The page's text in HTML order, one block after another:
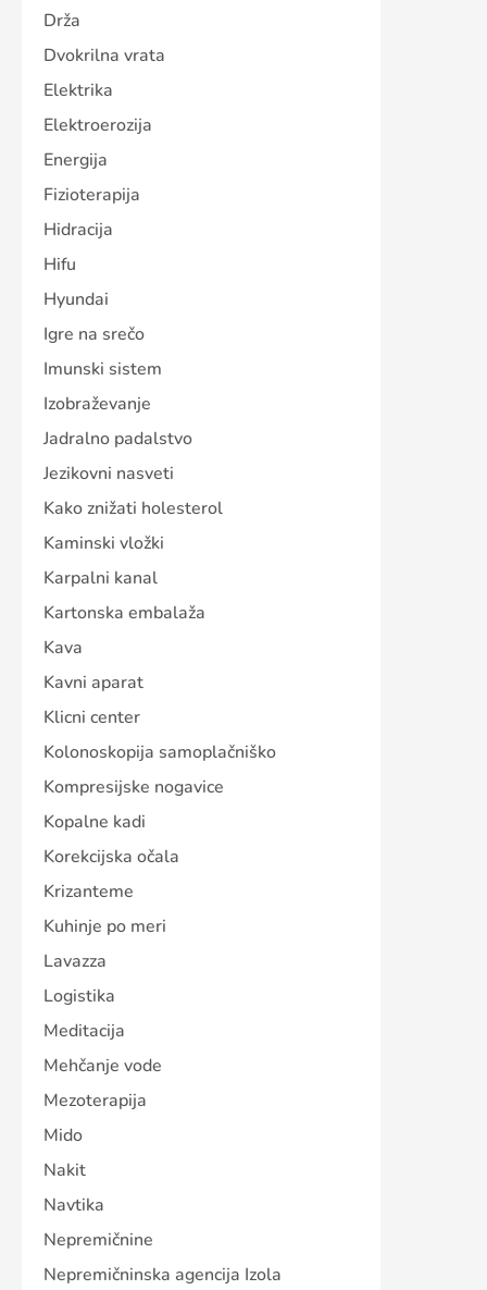
Drža
Dvokrilna vrata
Elektrika
Elektroerozija
Energija
Fizioterapija
Hidracija
Hifu
Hyundai
Igre na srečo
Imunski sistem
Izobraževanje
Jadralno padalstvo
Jezikovni nasveti
Kako znižati holesterol
Kaminski vložki
Karpalni kanal
Kartonska embalaža
Kava
Kavni aparat
Klicni center
Kolonoskopija samoplačniško
Kompresijske nogavice
Kopalne kadi
Korekcijska očala
Krizanteme
Kuhinje po meri
Lavazza
Logistika
Meditacija
Mehčanje vode
Mezoterapija
Mido
Nakit
Navtika
Nepremičnine
Nepremičninska agencija Izola